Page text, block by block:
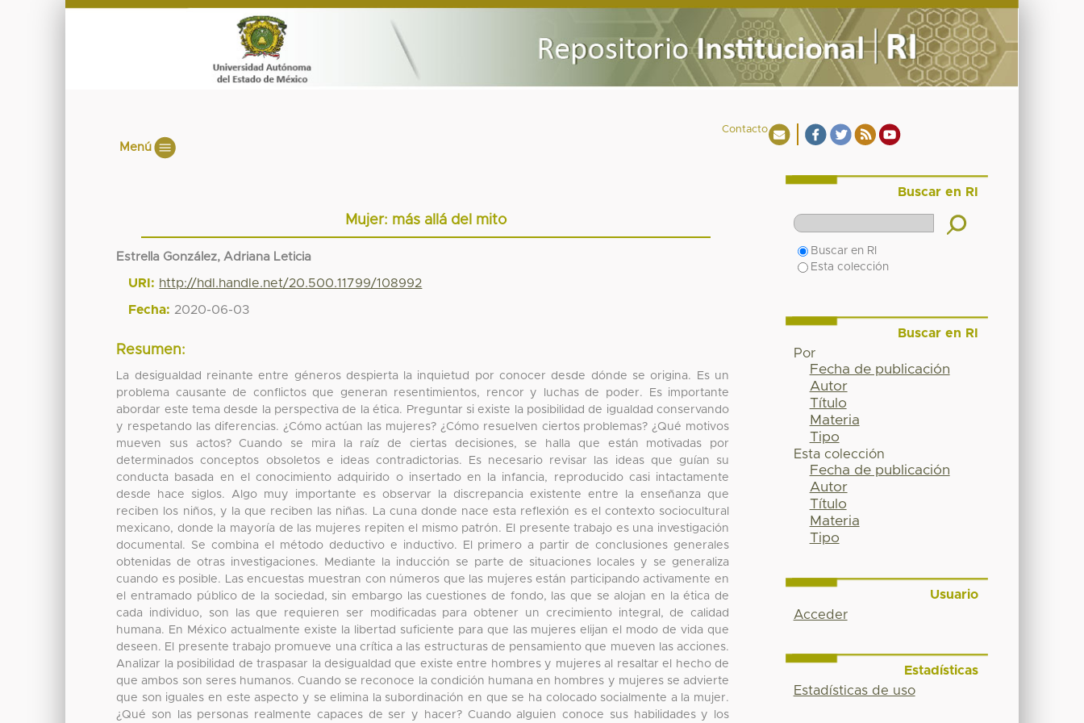
Contacto
Menú
Mujer: más allá del mito
Estrella González, Adriana Leticia
URI: http://hdl.handle.net/20.500.11799/108992
Fecha: 2020-06-03
Resumen:
La desigualdad reinante entre géneros despierta la inquietud por conocer desde dónde se origina. Es un
problema causante de conflictos que generan resentimientos, rencor y luchas de poder. Es importante
abordar este tema desde la perspectiva de la ética. Preguntar si existe la posibilidad de igualdad conservando
y respetando las diferencias. ¿Cómo actúan las mujeres? ¿Cómo resuelven ciertos problemas? ¿Qué motivos
mueven sus actos? Cuando se mira la raíz de ciertas decisiones, se halla que están motivadas por
determinados conceptos obsoletos e ideas contradictorias. Es necesario revisar las ideas que guían su
conducta basada en el conocimiento adquirido o insertado en la infancia, reproducido casi intactamente
desde hace siglos. Algo muy importante es observar la discrepancia existente entre la enseñanza que
reciben los niños, y la que reciben las niñas. La cuna donde nace esta reflexión es el contexto sociocultural
mexicano, donde la mayoría de las mujeres repiten el mismo patrón. El presente trabajo es una investigación
documental. Se combina el método deductivo e inductivo. El primero a partir de conclusiones generales
obtenidas de otras investigaciones. Mediante la inducción se parte de situaciones locales y se generaliza
cuando es posible. Las encuestas muestran con números que las mujeres están participando activamente en
el entramado público de la sociedad, sin embargo las cuestiones de fondo, las que se alojan en la ética de
cada individuo, son las que requieren ser modificadas para obtener un crecimiento integral, de calidad
humana. En México actualmente existe la libertad suficiente para que las mujeres elijan el modo de vida que
deseen. El presente trabajo promueve una crítica a las estructuras de pensamiento que mueven las acciones.
Analizar la posibilidad de traspasar la desigualdad que existe entre hombres y mujeres al resaltar el hecho de
que ambos son seres humanos. Cuando se reconoce la condición humana en hombres y mujeres se advierte
que son iguales en este aspecto y se elimina la subordinación en que se ha colocado socialmente a la mujer.
¿Qué son las personas realmente capaces de ser y hacer? Cuando alguien conoce sus habilidades y los
Buscar en RI
Buscar en RI
Esta colección
Buscar en RI
Por
Fecha de publicación
Autor
Título
Materia
Tipo
Esta colección
Fecha de publicación
Autor
Título
Materia
Tipo
Usuario
Acceder
Estadísticas
Estadísticas de uso